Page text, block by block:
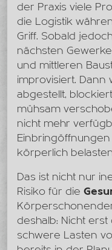
der Praxis viele
die Logistik
Griff. Sobald
nächsten
und mittleren
improvisiert. Dann
abgestellt,
mühsam
nicht mehr
körperlich
Das ist nicht nur
Risiko für die
deshalb: Nicht
schwere Lasten